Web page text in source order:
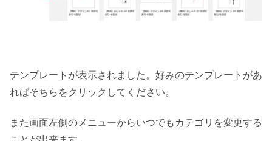
テンプレートが表示されました。好みのテンプレートがあ
ればそちらをクリックしてください。
また画面左側のメニューからいつでもカテゴリを変更する